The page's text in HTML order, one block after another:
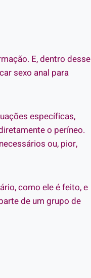
E, dentro desse
sexo anal para
específicas,
o períneo.
ou, pior,
como ele é feito, e
de um grupo de